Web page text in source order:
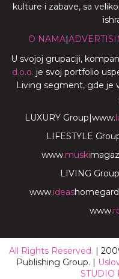
kulture i zabave, sa
O NAMA|
U svojoj grupaciji,
d.o.o. je svoj portfolio
Living segment, gde je
LUXURY Group www.
LIFESTYLE
www.muski
LIVING Group
www.ideas
www.
All Rights Reserved. |
Publishing Group. |
STUDIO